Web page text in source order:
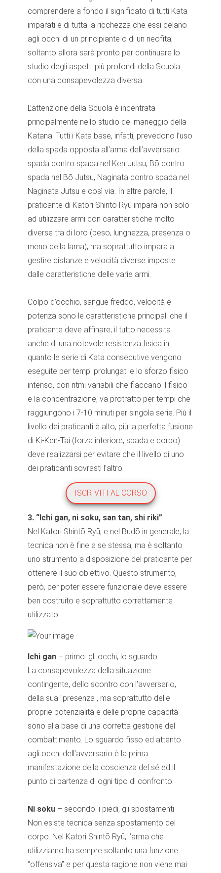
comprendere a fondo il significato di tutti Kata
imparati e di tutta la ricchezza che essi celano
agli occhi di un principiante o di un neofita;
soltanto allora sarà pronto per continuare lo
studio degli aspetti più profondi della Scuola
con una consapevolezza diversa.
L’attenzione della Scuola è incentrata
principalmente nello studio del maneggio della
Katana. Tutti i Kata base, infatti, prevedono l’uso
della spada opposta all’arma dell’avversario:
spada contro spada nel Ken Jutsu, Bō contro
spada nel Bō Jutsu, Naginata contro spada nel
Naginata Jutsu e così via. In altre parole, il
praticante di Katori Shintō Ryū impara non solo
ad utilizzare armi con caratteristiche molto
diverse tra di loro (peso, lunghezza, presenza o
meno della lama), ma soprattutto impara a
gestire distanze e velocità diverse imposte
dalle caratteristiche delle varie armi.
Colpo d’occhio, sangue freddo, velocità e
potenza sono le caratteristiche principali che il
praticante deve affinare; il tutto necessita
anche di una notevole resistenza fisica in
quanto le serie di Kata consecutive vengono
eseguite per tempi prolungati e lo sforzo fisico
intenso, con ritmi variabili che fiaccano il fisico
e la concentrazione, va protratto per tempi che
raggiungono i 7-10 minuti per singola serie. Più il
livello dei praticanti è alto, più la perfetta fusione
di Ki-Ken-Tai (forza interiore, spada e corpo)
deve realizzarsi per evitare che il livello di uno
dei praticanti sovrasti l’altro.
ISCRIVITI AL CORSO
3. “Ichi gan, ni soku, san tan, shi riki”
Nel Katori Shintō Ryū, e nel Budō in generale, la
tecnica non è fine a se stessa, ma è soltanto
uno strumento a disposizione del praticante per
ottenere il suo obiettivo. Questo strumento,
però, per poter essere funzionale deve essere
ben costruito e soprattutto correttamente
utilizzato.
Ichi gan – primo: gli occhi, lo sguardo
La consapevolezza della situazione
contingente, dello scontro con l’avversario,
della sua "presenza", ma soprattutto delle
proprie potenzialità e delle proprie capacità
sono alla base di una corretta gestione del
combattimento. Lo sguardo fisso ed attento
agli occhi dell’avversario è la prima
manifestazione della coscienza del sé ed il
punto di partenza di ogni tipo di confronto.
Ni soku – secondo: i piedi, gli spostamenti
Non esiste tecnica senza spostamento del
corpo. Nel Katori Shintō Ryū, l’arma che
utilizziamo ha sempre soltanto una funzione
“offensiva” e per questa ragione non viene mai